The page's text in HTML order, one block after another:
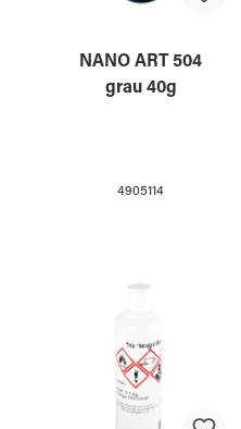
NANO ART 504
grau 40g
4905114